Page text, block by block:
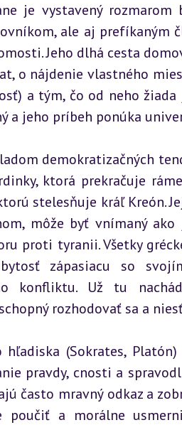
je vystavený rozmarom
ale aj prefíkaným
Jeho dlhá cesta
o nájdenie vlastného
a tým, čo od neho
a jeho príbeh ponúka
demokratizačných
ktorá prekračuje
stelesňuje kráľ Kreón.
môže byť vnímaný
proti tyranii. Všetky
zápasiacu so
konfliktu. Už tu
rozhodovať sa a
hľadiska (Sokrates,
pravdy, cnosti a
často mravný odkaz a
poučiť a morálne